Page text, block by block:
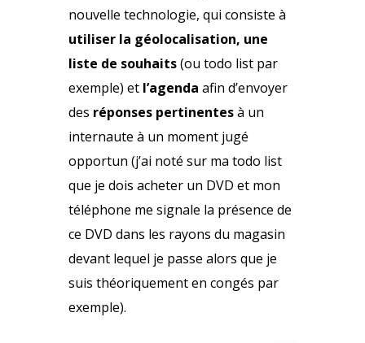
nouvelle technologie, qui consiste à
utiliser la géolocalisation, une
liste de souhaits(ou todo list par
exemple) et l’agenda afin d’envoyer
des réponses pertinentesà un
internaute à un moment jugé
opportun (j’ai noté sur ma todo list
que je dois acheter un DVD et mon
téléphone me signale la présence de
ce DVD dans les rayons du magasin
devant lequel je passe alors que je
suis théoriquement en congés par
exemple).